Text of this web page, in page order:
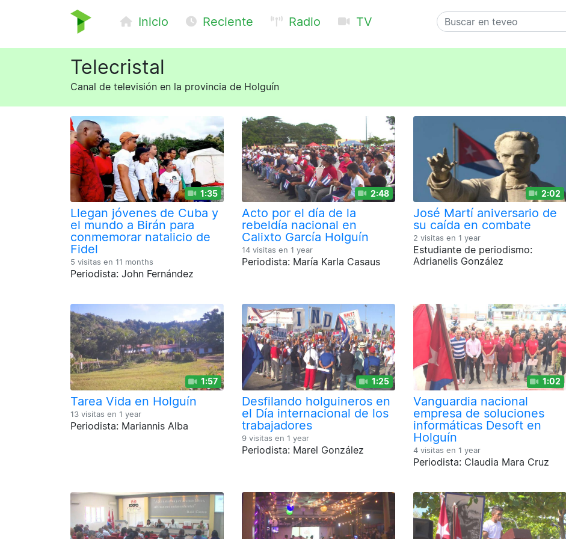
Inicio Reciente Radio TV
Telecristal
Canal de televisión en la provincia de Holguín
1:35
Llegan jóvenes de Cuba y
el mundo a Birán para
conmemorar natalicio de
Fidel
5 visitas en 11 months
Periodista: John Fernández
2:48
Acto por el día de la
rebeldía nacional en
Calixto García Holguín
14 visitas en 1 year
Periodista: María Karla Casaus
2:02
José Martí aniversario de
su caída en combate
2 visitas en 1 year
Estudiante de periodismo:
Adrianelis González
1:57
Tarea Vida en Holguín
13 visitas en 1 year
Periodista: Mariannis Alba
1:25
Desfilando holguineros en
el Día internacional de los
trabajadores
9 visitas en 1 year
Periodista: Marel González
1:02
Vanguardia nacional
empresa de soluciones
informáticas Desoft en
Holguín
4 visitas en 1 year
Periodista: Claudia Mara Cruz